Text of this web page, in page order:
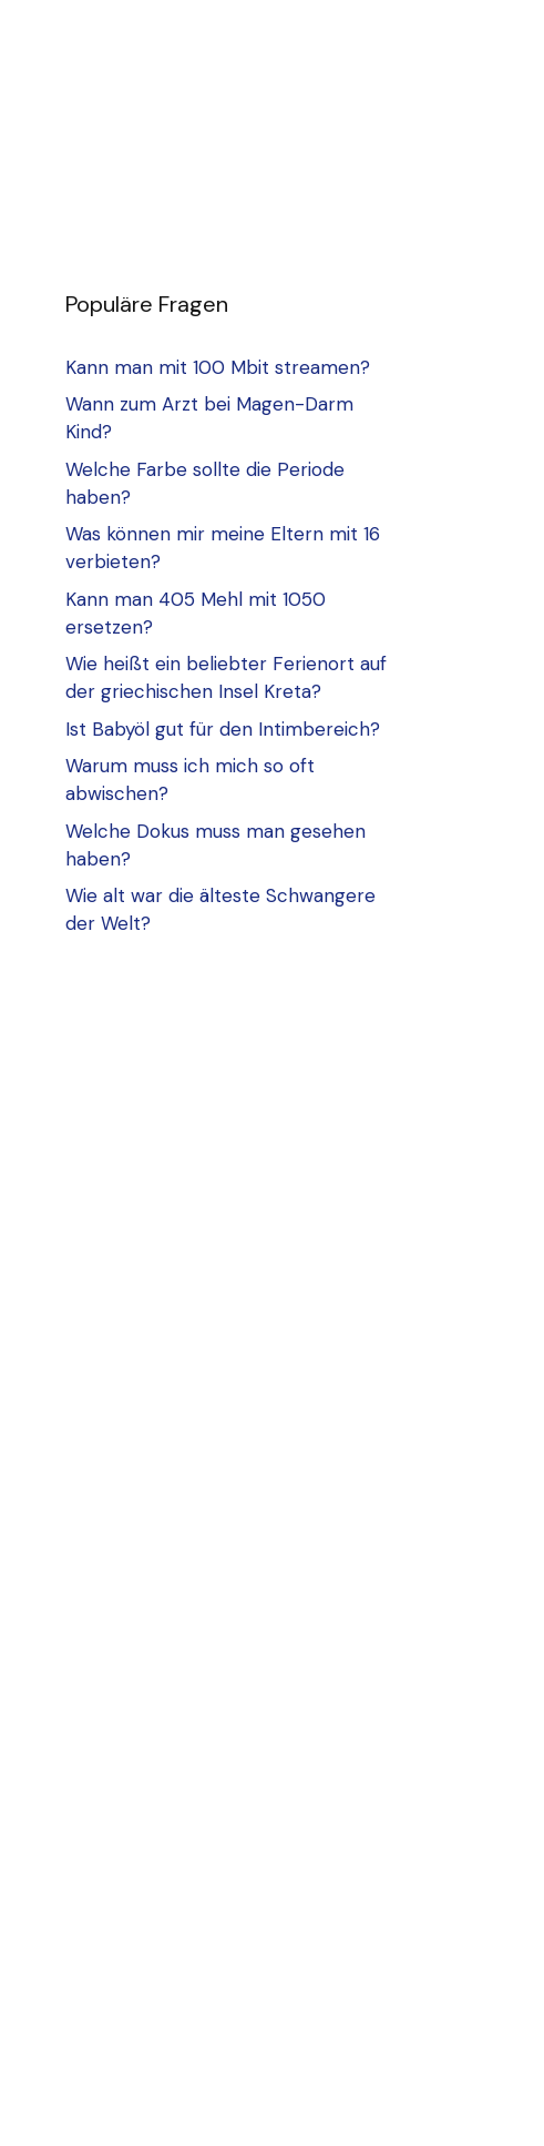
Populäre Fragen
Kann man mit 100 Mbit streamen?
Wann zum Arzt bei Magen-Darm
Kind?
Welche Farbe sollte die Periode
haben?
Was können mir meine Eltern mit 16
verbieten?
Kann man 405 Mehl mit 1050
ersetzen?
Wie heißt ein beliebter Ferienort auf
der griechischen Insel Kreta?
Ist Babyöl gut für den Intimbereich?
Warum muss ich mich so oft
abwischen?
Welche Dokus muss man gesehen
haben?
Wie alt war die älteste Schwangere
der Welt?